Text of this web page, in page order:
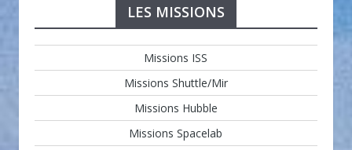
LES MISSIONS
Missions ISS
Missions Shuttle/Mir
Missions Hubble
Missions Spacelab